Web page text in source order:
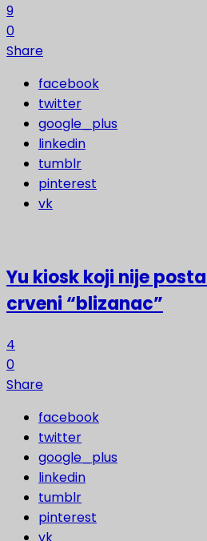
9
0
Share
facebook
twitter
google_plus
linkedin
tumblr
pinterest
vk
Yu kiosk koji nije
crveni “blizanac”
4
0
Share
facebook
twitter
google_plus
linkedin
tumblr
pinterest
vk